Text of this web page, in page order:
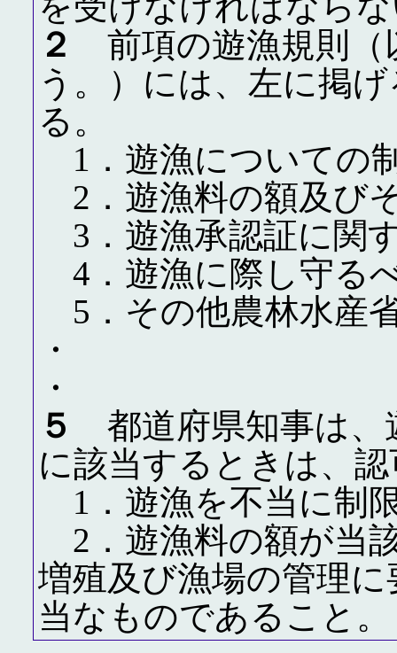
２
前項の遊漁規則（
う。）には、左に掲
る。
1．遊漁についての
2．遊漁料の額及び
3．遊漁承認証に関
4．遊漁に際し守る
5．その他農林水産
・
・
５
都道府県知事は、
に該当するときは、
1．遊漁を不当に制
2．遊漁料の額が当
増殖及び漁場の管理
当なものであること。